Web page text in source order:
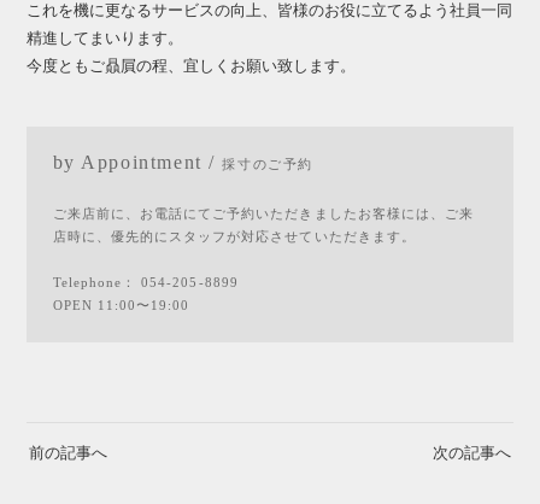
これを機に更なるサービスの向上、皆様のお役に立てるよう社員一同
精進してまいります。
今度ともご贔屓の程、宜しくお願い致します。
by Appointment /採寸のご予約
ご来店前に、お電話にてご予約いただきましたお客様には、ご来
店時に、優先的にスタッフが対応させていただきます。
Telephone：054-205-8899
OPEN 11:00〜19:00
前の記事へ 次の記事へ